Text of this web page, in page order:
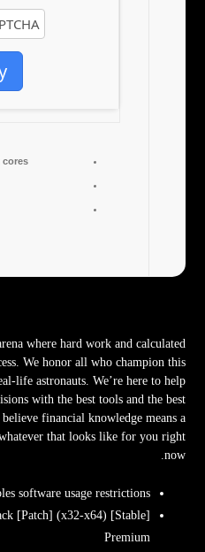
cores
where hard work and calculated
We honor all who champion this
life astronauts. We’re here to help
with the best tools and the best
financial knowledge means a
that looks like for you right
now.
software usage restrictions
[Patch] (x32-x64) [Stable]
Premium